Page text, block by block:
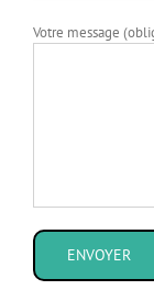
Votre message